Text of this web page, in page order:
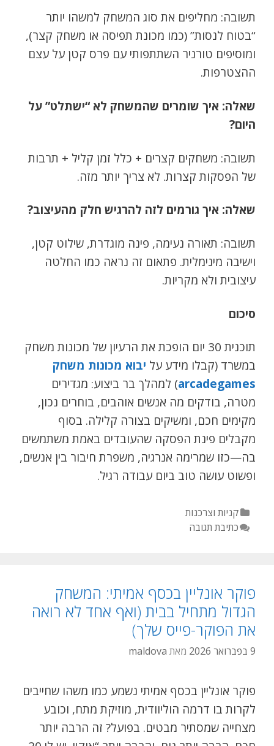
תשובה: מחליפים את סוג המשחק למשהו יותר
“בטוח לנסות” (כמו מכונת תפיסה או משחק קצר),
ומוסיפים טורניר השתתפותי עם פרס קטן על עצם
ההצטרפות.
שאלה: איך שומרים שהמשחק לא “ישתלט” על
היום?
תשובה: משחקים קצרים + כלל זמן קליל + תרבות
של הפסקות קצרות. לא צריך יותר מזה.
שאלה: איך גורמים לזה להרגיש חלק מהעיצוב?
תשובה: תאורה נעימה, פינה מוגדרת, שילוט קטן,
וישיבה מינימלית. פתאום זה נראה כמו החלטה
עיצובית ולא מקריות.
סיכום
תוכנית 30 יום הופכת את הרעיון של מכונות משחק
במשרד (קבלו מידע על יבוא מכונות משחק
arcadegames
) למהלך בר ביצוע: מגדירים
מטרה, בודקים מה אנשים אוהבים, בוחרים נכון,
מקימים חכם, ומשיקים בצורה קלילה. בסוף
מקבלים פינת הפסקה שהעובדים באמת משתמשים
בה—כזו שמרימה אנרגיה, משפרת חיבור בין אנשים,
ופשוט עושה טוב ביום עבודה רגיל.
ק
ט
י
ו
ת
קניות וצרכנות
כתיבת תגובה
פוקר אונליין בכסף אמיתי: המשחק
הגדול מתחיל בבית (ואף אחד לא רואה
את הפוקר-פייס שלך)
9 בפברואר 2026 מאת maldova
פוקר אונליין בכסף אמיתי נשמע כמו משהו שחייבים
לקרות בו דרמה הוליוודית, מוזיקת מתח, וכובע
מצחייה שמסתיר מבטים. בפועל? זה הרבה יותר